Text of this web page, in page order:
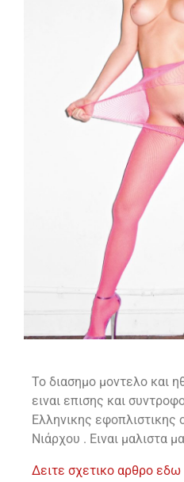
To διασημο μοντελο και
ειναι επισης και
Ελληνικης εφοπλιστικης
Νιάρχου . Ειναι μαλιστα
Δειτε σχετικο αρθρο εδω